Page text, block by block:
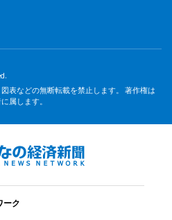
表などの無断転載を禁止します。 著作権は
属します。
ーク